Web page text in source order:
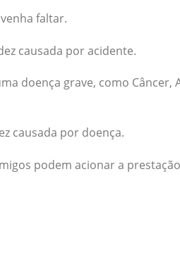
faltar.
causada por acidente.
doença grave, como Câncer,
causada por doença.
podem acionar a